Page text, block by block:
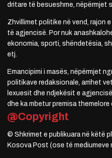
dritare të besueshme, nëpërmjet
Zhvillimet politike në vend, rajon
të agjencisë. Por nuk
ekonomia, sporti, shëndetësia,
etj.
Emancipimi i masës, nëpërmjet
politikave redaksionale, arrihet
lexuesit dhe ndjekësit e
dhe ka mbetur premisa
@Copyright
© Shkrimet e publikuara në këtë
Kosova Post (ose të mediumeve